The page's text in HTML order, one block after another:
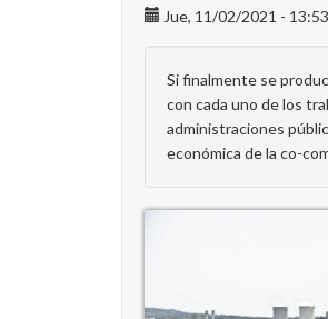
Jue, 11/02/2021 - 13:53
Si finalmente se
con cada uno de los
administraciones
económica de la co-